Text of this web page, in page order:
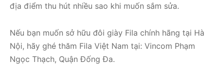
địa điểm thu hút nhiều sao khi muốn sắm sửa.
Nếu bạn muốn sở hữu đôi giày Fila chính hãng tại Hà
Nội, hãy ghé thăm Fila Việt Nam tại: Vincom Phạm
Ngọc Thạch, Quận Đống Đa.